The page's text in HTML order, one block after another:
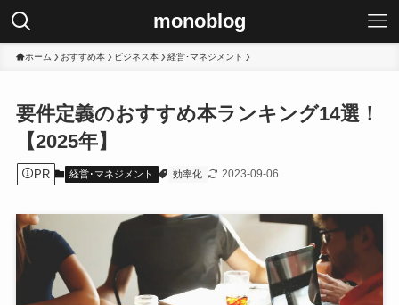
monoblog
ホーム おすすめ本 ビジネス本 経営･マネジメント
要件定義のおすすめ本ランキング14選！
【2025年】
PR 経営･マネジメント 効率化 2023-09-06